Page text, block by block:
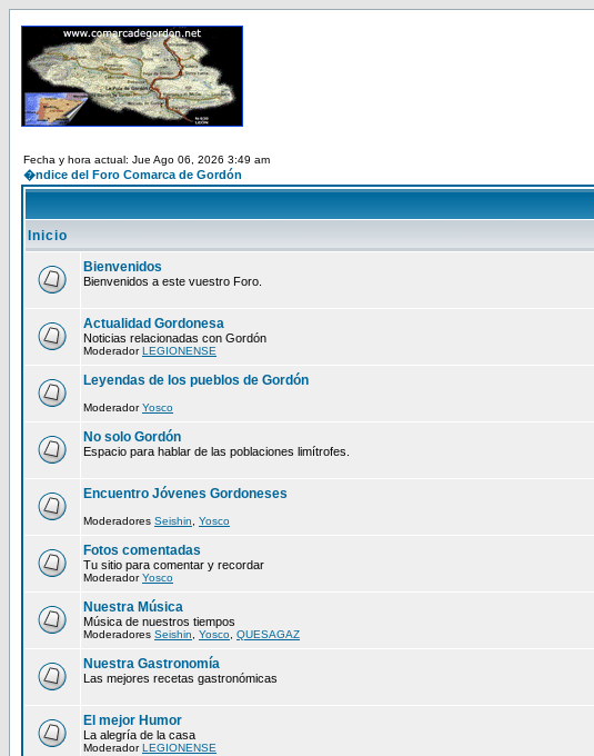
Fecha y hora actual: Jue Ago 06, 2026 3:49 am
�ndice del Foro Comarca de Gordón
Inicio
Bienvenidos
Bienvenidos a este vuestro Foro.
Actualidad Gordonesa
Noticias relacionadas con Gordón
ModeradorLEGIONENSE
Leyendas de los pueblos de Gordón
ModeradorYosco
No solo Gordón
Espacio para hablar de las poblaciones limítrofes.
Encuentro Jóvenes Gordoneses
Moderadores Seishin Yosco
Fotos comentadas
Tu sitio para comentar y recordar
ModeradorYosco
Nuestra Música
Música de nuestros tiempos
Moderadores Seishin Yosco QUESAGAZ
Nuestra Gastronomía
Las mejores recetas gastronómicas
El mejor Humor
La alegría de la casa
ModeradorLEGIONENSE